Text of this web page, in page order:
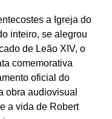
a Igreja do
inteiro, se alegrou
de Leão XIV, o
comemorativa
oficial do
obra audiovisual
a vida de Robert